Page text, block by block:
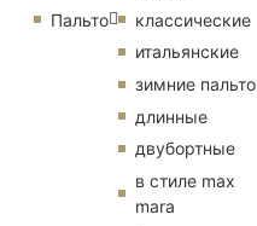
Пальто
классические
итальянские
зимние пальто
длинные
двубортные
в стиле max
mara